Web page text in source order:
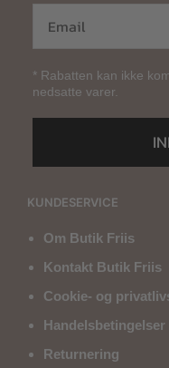
* Rabatten kan ikke
nedsatte varer.
KUNDESERVICE
Om Butik Friis
Kontakt Butik Friis
Cookie- og
Handelsbetingelser
Returnering